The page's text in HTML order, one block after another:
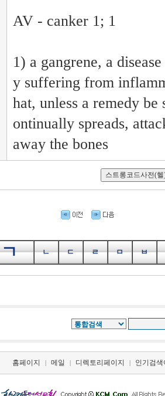
AV - canker 1; 1
1) a gangrene, a
y suffering from
hat, unless a remedy
ontinually spreads,
away the bones
ㄱ ㄴ ㄷ ㄹ ㅁ ㅂ
홈페이지 | 메일 | 디렉토리페이지 | 인기검색